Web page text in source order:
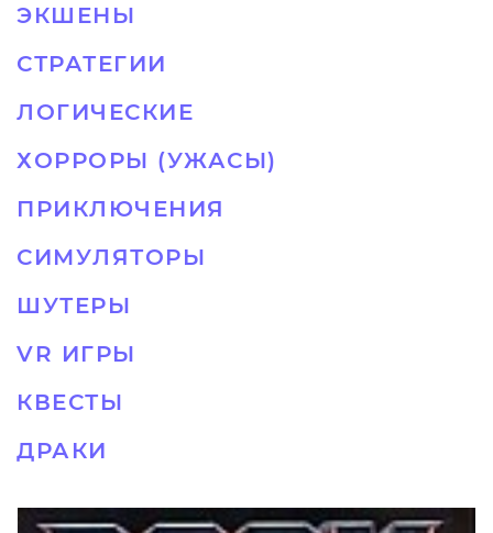
ЭКШЕНЫ
СТРАТЕГИИ
ЛОГИЧЕСКИЕ
ХОРРОРЫ (УЖАСЫ)
ПРИКЛЮЧЕНИЯ
СИМУЛЯТОРЫ
ШУТЕРЫ
VR ИГРЫ
КВЕСТЫ
ДРАКИ